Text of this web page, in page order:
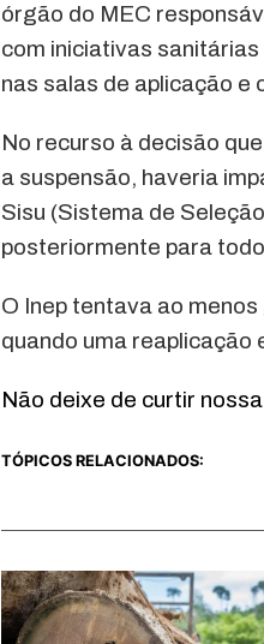
órgão do MEC
com iniciativas
nas salas de aplicação e
No recurso à decisão
a suspensão, haveria
Sisu (Sistema de
posteriormente para
O Inep tentava ao
quando uma reaplicação
Não deixe de curtir
TÓPICOS RELACIONADOS: